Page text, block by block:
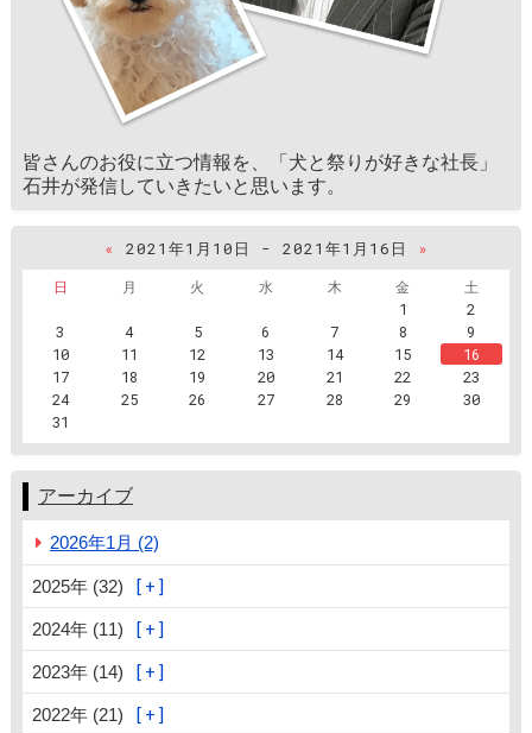
皆さんのお役に立つ情報を、「犬と祭りが好きな社長」
石井が発信していきたいと思います。
« 2021年1月10日 - 2021年1月16日
»
日
月 火 水 木 金
土
1
2
3
4 5 6 7 8
9
10
11 12 13 14 15
16
17
18 19 20 21 22
23
24
25 26 27 28 29
30
31
アーカイブ
2026年1月 (2)
2025年 (32)
2024年 (11)
2023年 (14)
2022年 (21)